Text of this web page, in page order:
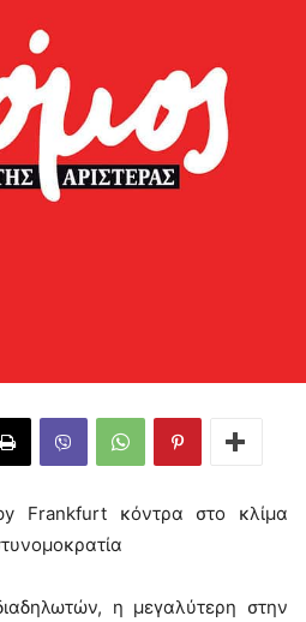
Frankfurt κόντρα στο κλίμα
η μεγαλύτερη στην